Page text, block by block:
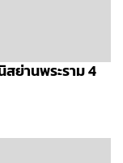
ย่านพระราม 4